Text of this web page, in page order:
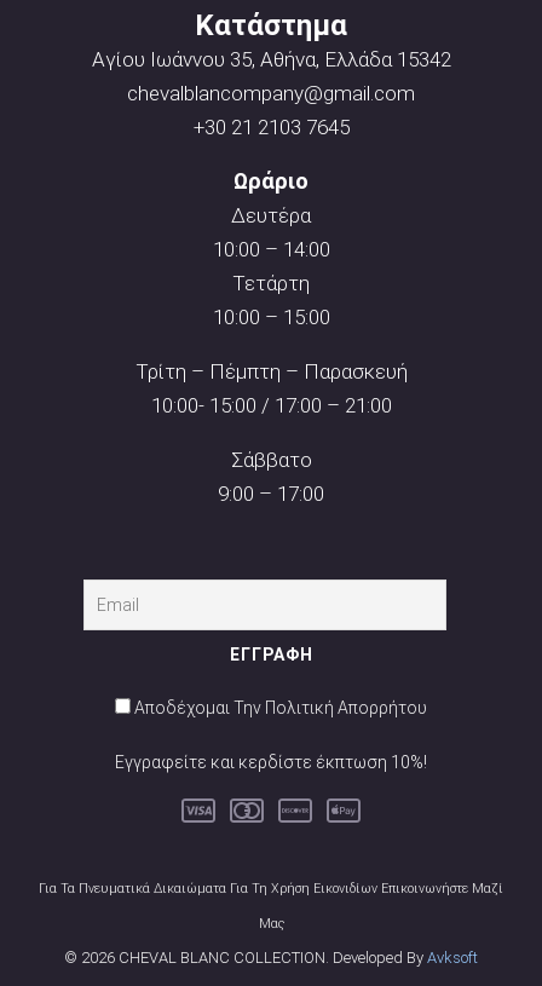
Κατάστημα
Αγίου Ιωάννου 35, Αθήνα, Ελλάδα 15342
chevalblancompany@gmail.com
+30 21 2103 7645
Ωράριο
Δευτέρα
10:00 – 14:00
Τετάρτη
10:00 – 15:00
Τρίτη – Πέμπτη – Παρασκευή
10:00- 15:00 / 17:00 – 21:00
Σάββατο
9:00 – 17:00
Αποδέχομαι Την Πολιτική Απορρήτου
Εγγραφείτε και κερδίστε έκπτωση 10%!
Για Τα Πνευματικά Δικαιώματα Για Τη Χρήση Εικονιδίων Επικοινωνήστε Μαζί
Μας
© 2026 CHEVAL BLANC COLLECTION. Developed By Avksoft